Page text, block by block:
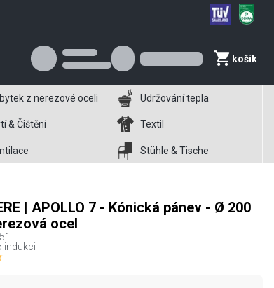
košík
z nerezové oceli Udržování tepla
& Čištění Textil
Stühle & Tische
| APOLLO 7 - Kónická pánev - Ø 200
ocel
indukci